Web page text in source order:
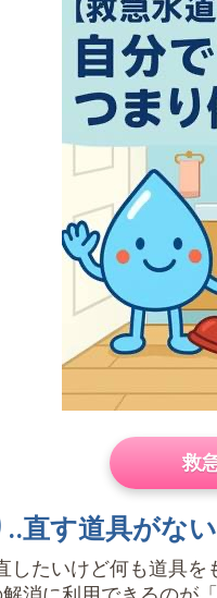
救
直す道具がな
たいけど何も道具を